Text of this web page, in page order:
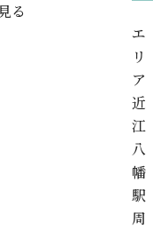
る
エ
リ
ア
近
江
八
幡
駅
周